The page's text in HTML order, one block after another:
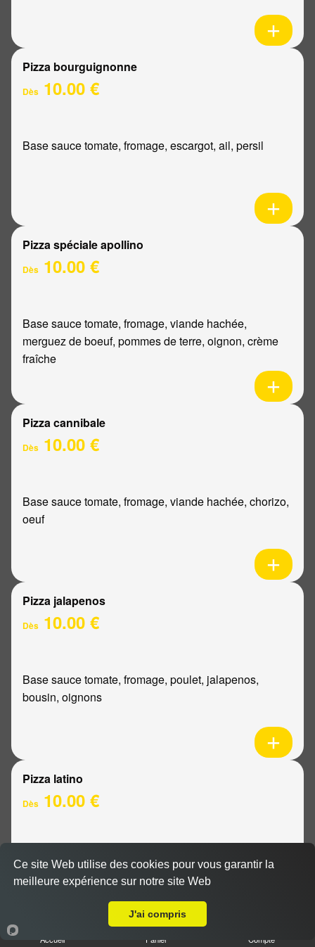
Pizza bourguignonne
Dès 10.00 €
Base sauce tomate, fromage, escargot, ail, persil
Pizza spéciale apollino
Dès 10.00 €
Base sauce tomate, fromage, viande hachée,
merguez de boeuf, pommes de terre, oignon, crème
fraîche
Pizza cannibale
Dès 10.00 €
Base sauce tomate, fromage, viande hachée, chorizo,
oeuf
Pizza jalapenos
Dès 10.00 €
Base sauce tomate, fromage, poulet, jalapenos,
bousin, oignons
Pizza latino
Dès 10.00 €
Base sauce tomate, fromage, viande hachée, oignons,
sauce barbecue
Accueil Panier Compte
Ce site Web utilise des cookies pour vous garantir la
meilleure expérience sur notre site Web
J'ai compris